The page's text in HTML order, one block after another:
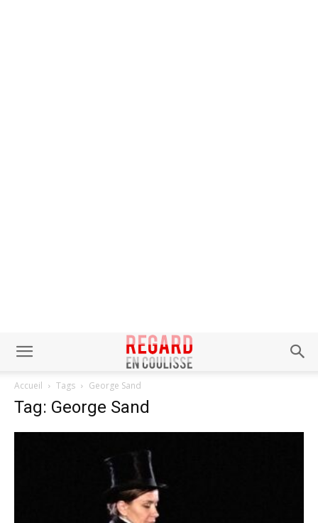
Accueil Tags George Sand
Tag: George Sand